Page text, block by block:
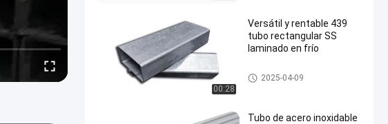
00:28
Versátil y rentable 439
tubo rectangular SS
laminado en frío
Tubería de acero inoxidable
2025-04-09
Tubo de acero inoxidable